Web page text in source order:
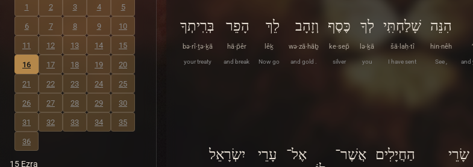
1 2 3 4 5
6 7 8 9 10
11 12 13 14 15
16 17 18 19 20
21 22 23 24 25
26 27 28 29 30
31 32 33 34 35
36
15 Ezra
and
הִנֵּה
hin·nêh
See ,
שָׁלַחְתִּֽי
šā·laḥ·tî
I have sent
לְךָ
lə·ḵā
you
כֶּסֶף
ke·sep̄
silver
וְזָהָב
wə·zā·hāḇ
and gold .
לֵךְ
lêḵ
Now go
הָפֵר
hā·p̄êr
and break
בְּרִֽיתְךָ
bə·rî·ṯə·ḵā
your treaty
שָׂרֵי הַחֲיָלִים
אֲשֶׁר־
אֶל־ עָרֵי יִשְׂרָאֵל